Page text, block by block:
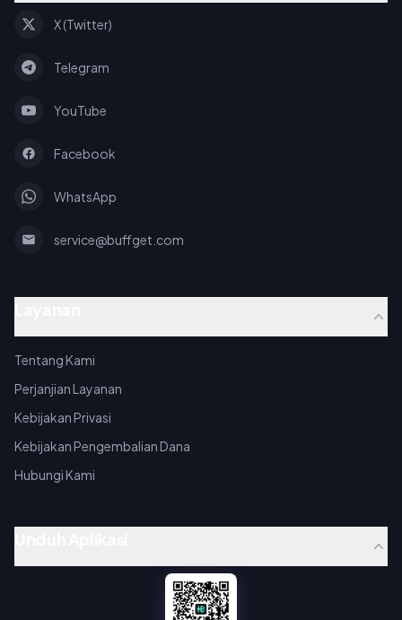
X (Twitter)
Telegram
YouTube
Facebook
WhatsApp
service@buffget.com
Tentang Kami
Perjanjian Layanan
Kebijakan Privasi
Kebijakan Pengembalian Dana
Hubungi Kami